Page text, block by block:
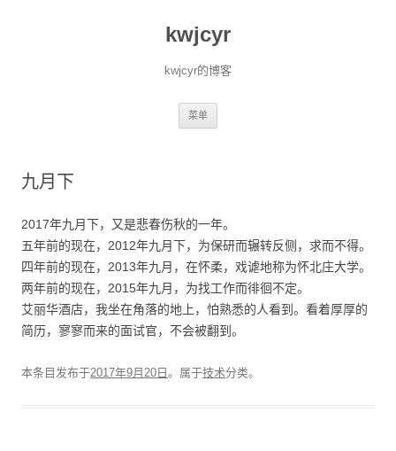
kwjcyr
kwjcyr的博客
菜单
九月下
2017年九月下，又是悲春伤秋的一年。
五年前的现在，2012年九月下，为保研而辗转反侧，求而不得。
四年前的现在，2013年九月，在怀柔，戏谑地称为怀北庄大学。
两年前的现在，2015年九月，为找工作而徘徊不定。
艾丽华酒店，我坐在角落的地上，怕熟悉的人看到。看着厚厚的
简历，寥寥而来的面试官，不会被翻到。
本条目发布于2017年9月20日 。属于技术分类。